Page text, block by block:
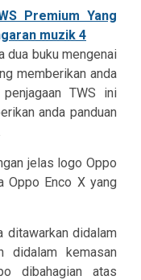
dua buku mengenai
memberikan anda
TWS ini
anda panduan
jelas logo Oppo
Oppo Enco X yang
ditawarkan didalam
kemasan
dibahagian atas